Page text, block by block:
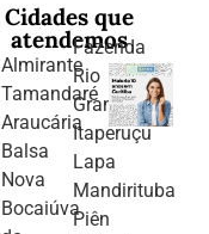
Cidades que
atendemos
Almirante
Tamandaré
Araucária
Balsa
Nova
Bocaiúva
Fazenda
Rio
Grande
Itaperuçu
Lapa
Mandirituba
Piên